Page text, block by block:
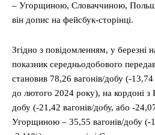
– Угорщиною, Словаччиною,
він допис на фейсбук-сторінці.
Згідно з повідомленням, у березні
показник середньодобового
становив 78,26 вагонів/добу (-
до лютого 2024 року), на кордоні з
добу (-21,42 вагонів/добу, або -
Угорщиною – 35,55 вагонів/добу (-